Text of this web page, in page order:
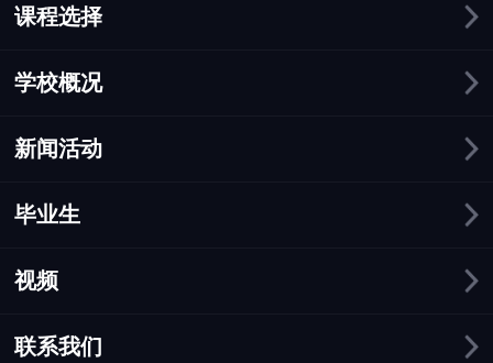
课程选择
学校概况
新闻活动
毕业生
视频
联系我们